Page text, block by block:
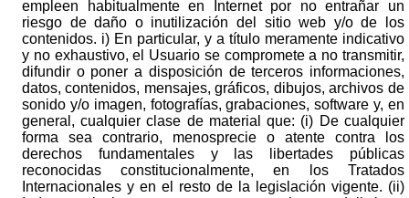
empleen habitualmente en Internet por no entrañar un
riesgo de daño o inutilización del sitio web y/o de los
contenidos. i) En particular, y a título meramente indicativo
y no exhaustivo, el Usuario se compromete a no transmitir,
difundir o poner a disposición de terceros informaciones,
datos, contenidos, mensajes, gráficos, dibujos, archivos de
sonido y/o imagen, fotografías, grabaciones, software y, en
general, cualquier clase de material que: (i) De cualquier
forma sea contrario, menosprecie o atente contra los
derechos fundamentales y las libertades públicas
reconocidas constitucionalmente, en los Tratados
Internacionales y en el resto de la legislación vigente. (ii)